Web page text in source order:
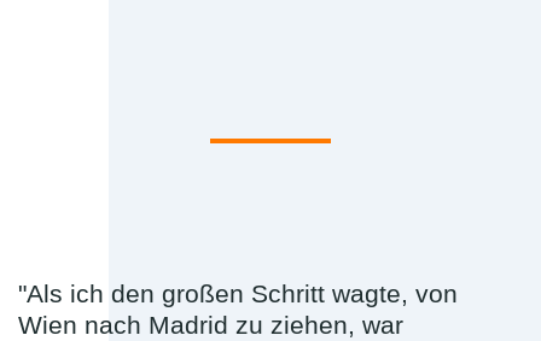
"Als ich den großen Schritt wagte, von
Wien nach Madrid zu ziehen, war